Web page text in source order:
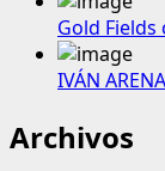
Gold
IVÁN
Archivos